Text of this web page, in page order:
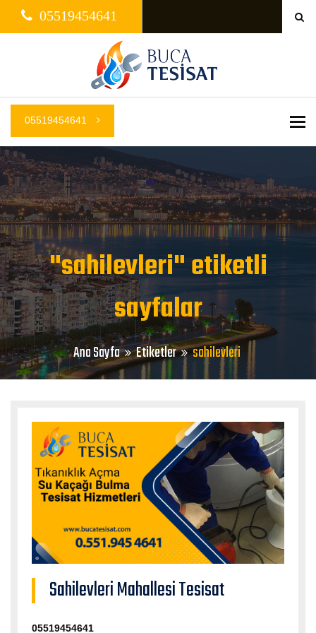
05519454641
05519454641
"sahilevleri" etiketli
sayfalar
Ana Sayfa Etiketler sahilevleri
Sahilevleri Mahallesi Tesisat
05519454641